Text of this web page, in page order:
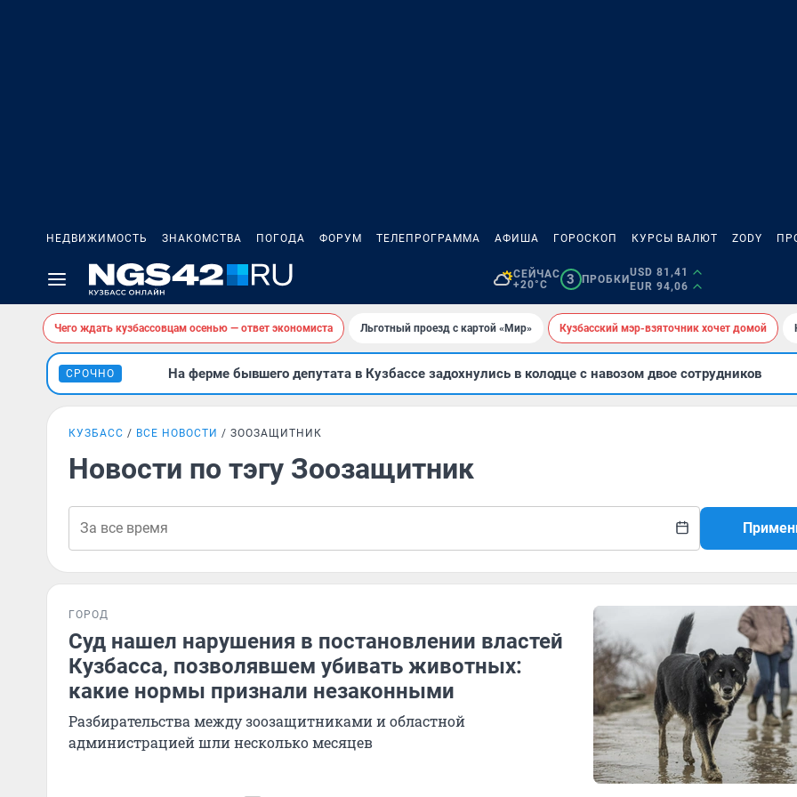
НЕДВИЖИМОСТЬ ЗНАКОМСТВА ПОГОДА ФОРУМ ТЕЛЕПРОГРАММА АФИША ГОРОСКОП КУРСЫ ВАЛЮТ ZODY
СЕЙЧАС
+20°C
3 ПРОБКИ
USD 81,41
EUR 94,06
Чего ждать кузбассовцам осенью — ответ экономиста Льготный проезд с картой «Мир» Кузбасский мэр-взяточник хочет домой
СРОЧНО На ферме бывшего депутата в Кузбассе задохнулись в колодце с навозом двое сотрудников
КУЗБАСС ВСЕ НОВОСТИ ЗООЗАЩИТНИК
Новости по тэгу Зоозащитник
ГОРОД
Суд нашел нарушения в постановлении властей
Кузбасса, позволявшем убивать животных:
какие нормы признали незаконными
Разбирательства между зоозащитниками и областной
администрацией шли несколько месяцев